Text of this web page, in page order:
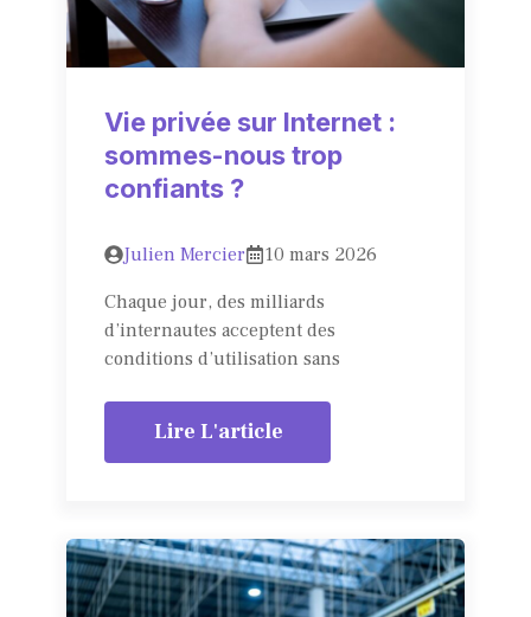
Vie privée sur Internet :
sommes-nous trop
confiants ?
Julien Mercier
10 mars 2026
Chaque jour, des milliards
d’internautes acceptent des
conditions d’utilisation sans
Lire L'article